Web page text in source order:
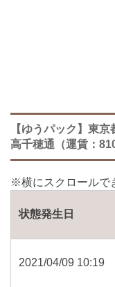
【ゆうパック】東
高千穂通（運賃：
状態発生日
2021/04/09 10:19